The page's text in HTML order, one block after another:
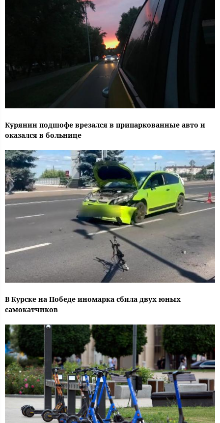
Курянин подшофе врезался в припаркованные авто и
оказался в больнице
В Курске на Победе иномарка сбила двух юных
самокатчиков